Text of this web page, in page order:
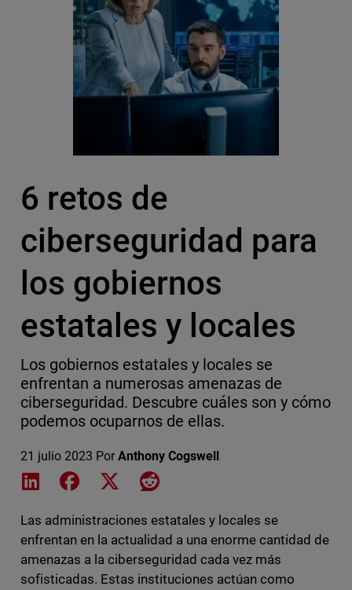
6 retos de
ciberseguridad para
los gobiernos
estatales y locales
Los gobiernos estatales y locales se
enfrentan a numerosas amenazas de
ciberseguridad. Descubre cuáles son y cómo
podemos ocuparnos de ellas.
21 julio 2023 Por Anthony Cogswell
Share on LinkedIn
Share on Facebook
Share on XShare on Reddit
Las administraciones estatales y locales se
enfrentan en la actualidad a una enorme cantidad de
amenazas a la ciberseguridad cada vez más
sofisticadas. Estas instituciones actúan como